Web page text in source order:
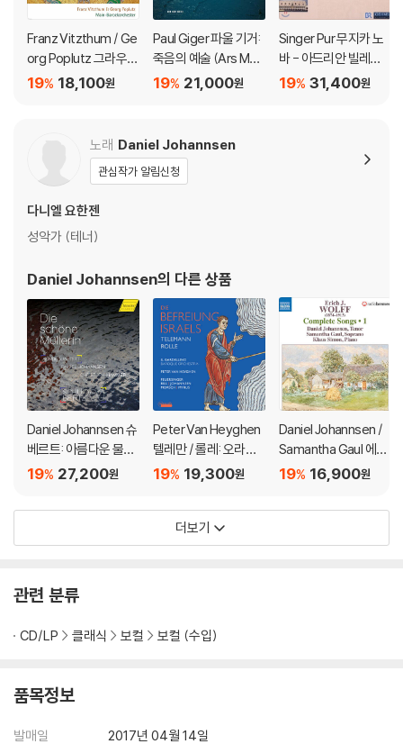
Franz Vitzthum / Ge
org Poplutz 그라우프
너: 칸타타 아리아와 이
18,100원
19%
Paul Giger 파울 기거:
죽음의 예술 (Ars Mori
endi) 21,000원
19%
Singer Pur 무지카 노
바 - 아드리안 빌레르
트의 페트라르카 마드
31,400원
19%
노래 Daniel Johannsen
관심작가 알림신청
다니엘 요한젠
성악가 (테너)
Daniel Johannsen의 다른 상품
Daniel Johannsen 슈
베르트: 아름다운 물방
앗간 아가씨 (Schuber
n)
27,200원
19%
Peter Van Heyghen
텔레만 / 롤레: 오라토
리오 '이스라엘의 해방'
e Befreiung Israels)
19,300원
19%
Daniel Johannsen /
Samantha Gaul 에리
히 볼프: 가곡 전곡 작품
e Songs 1)
16,900원
19%
더보기
관련 분류
CD/LP 클래식 보컬 보컬 (수입)
품목정보
발매일
2017년 04월 14일